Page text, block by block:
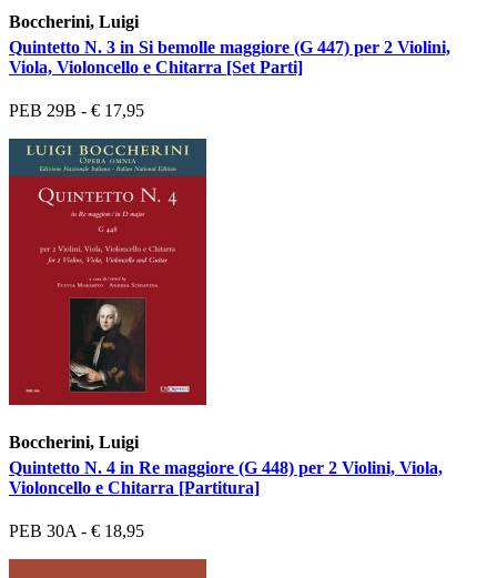
Boccherini, Luigi
Quintetto N. 3 in Si bemolle maggiore (G 447) per 2 Violini,
Viola, Violoncello e Chitarra [Set Parti]
PEB 29B - € 17,95
Boccherini, Luigi
Quintetto N. 4 in Re maggiore (G 448) per 2 Violini, Viola,
Violoncello e Chitarra [Partitura]
PEB 30A - € 18,95